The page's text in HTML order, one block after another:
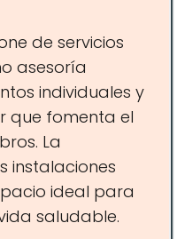
de servicios
asesoría
individuales y
que fomenta el
La
instalaciones
ideal para
saludable.